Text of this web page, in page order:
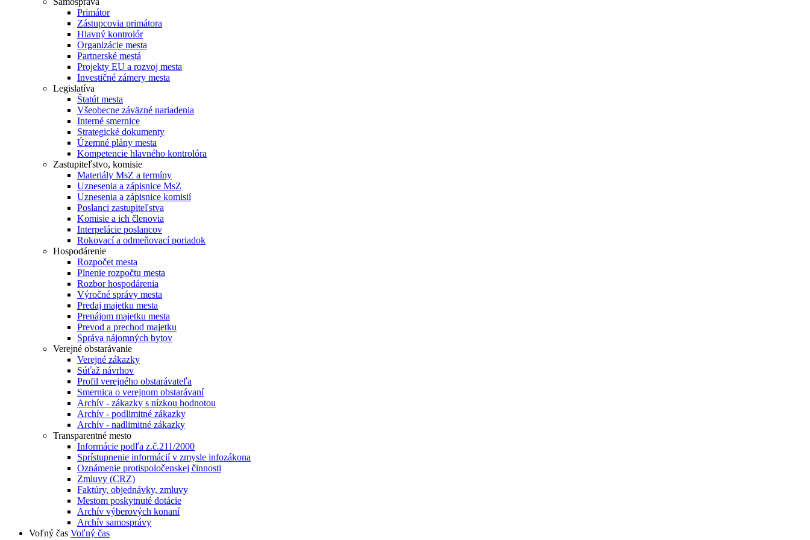
Primátor
Zástupcovia primátora
Hlavný kontrolór
Organizácie mesta
Partnerské mestá
Projekty EU a rozvoj mesta
Investičné zámery mesta
Legislatíva
Štatút mesta
Všeobecne záväzné nariadenia
Interné smernice
Strategické dokumenty
Územné plány mesta
Kompetencie hlavného kontrolóra
Zastupiteľstvo, komisie
Materiály MsZ a termíny
Uznesenia a zápisnice MsZ
Uznesenia a zápisnice komisií
Poslanci zastupiteľstva
Komisie a ich členovia
Interpelácie poslancov
Rokovací a odmeňovací poriadok
Hospodárenie
Rozpočet mesta
Plnenie rozpočtu mesta
Rozbor hospodárenia
Výročné správy mesta
Predaj majetku mesta
Prenájom majetku mesta
Prevod a prechod majetku
Správa nájomných bytov
Verejné obstarávanie
Verejné zákazky
Súťaž návrhov
Profil verejného obstarávateľa
Smernica o verejnom obstarávaní
Archív - zákazky s nízkou hodnotou
Archív - podlimitné zákazky
Archív - nadlimitné zákazky
Transparentné mesto
Informácie podľa z.č.211/2000
Sprístupnenie informácií v zmysle infozákona
Oznámenie protispoločenskej činnosti
Zmluvy (CRZ)
Faktúry, objednávky, zmluvy
Mestom poskytnuté dotácie
Archív výberových konaní
Archív samosprávy
Voľný čas Voľný čas